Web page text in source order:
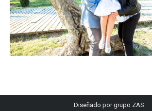
Diseñado porgrupo ZAS